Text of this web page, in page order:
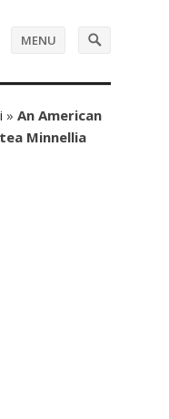
MENU
» An American
Minnellia